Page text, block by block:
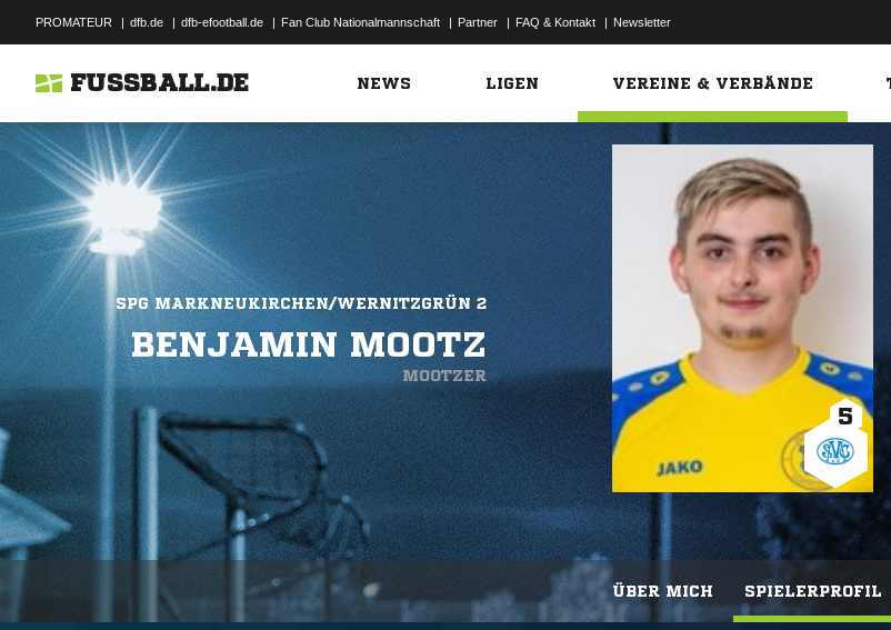
PROMATEUR | dfb.de | dfb-efootball.de | Fan Club Nationalmannschaft | Partner | FAQ & Kontakt | Newsletter
FUSSBALL.DE NEWS LIGEN VEREINE & VERBÄNDE
ÜBER MICH SPIELERPROFIL
SPG MARKNEUKIRCHEN/WERNITZGRÜN 2
BENJAMIN MOOTZ
5
MOOTZER